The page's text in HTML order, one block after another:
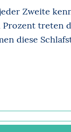
Zweite
Prozent treten
diese